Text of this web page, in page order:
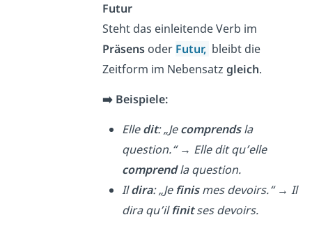
Futur
Steht das einleitende Verb im
Präsensoder Futur, bleibt die
Zeitform im Nebensatz gleich.
➡️ Beispiele:
Elledit: „Jecomprendsla
question.“→ Elle dit qu’elle
comprendla question.
Ildira: „Jefinismes devoirs.“→ Il
dira qu’ilfinitses devoirs.